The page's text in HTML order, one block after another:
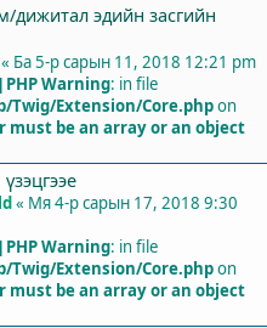
дижитал эдийн засгийн
Ба 5-р сарын 11, 2018 12:21 pm
PHP Warning: in file
Extension/Core.phpon
must be an array or an object
« Мя 4-р сарын 17, 2018 9:30
PHP Warning: in file
Extension/Core.phpon
must be an array or an object